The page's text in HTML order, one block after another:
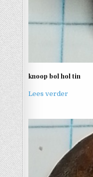
knoop bol hol tin
Lees verder